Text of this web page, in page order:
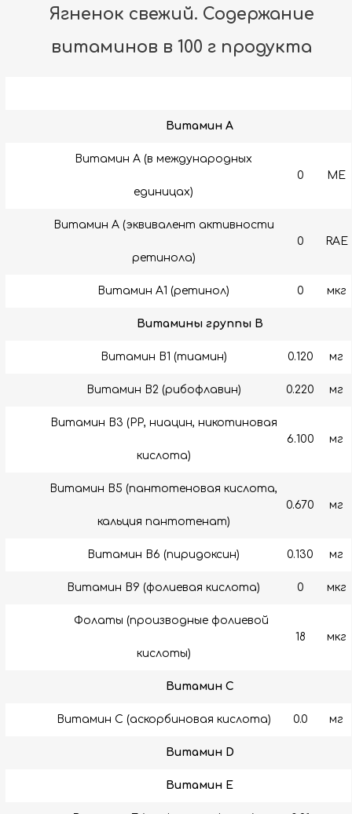
Ягненок свежий. Содержание
витаминов в 100 г продукта
Витамин A
Витамин А (в международных
единицах)
0 МЕ
Витамин А (эквивалент активности
ретинола)
0 RAE
Витамин A1 (ретинол) 0 мкг
Витамины группы B
Витамин B1 (тиамин) 0.120 мг
Витамин B2 (рибофлавин) 0.220 мг
Витамин B3 (РР, ниацин, никотиновая
кислота)
6.100 мг
Витамин B5 (пантотеновая кислота,
кальция пантотенат)
0.670 мг
Витамин B6 (пиридоксин) 0.130 мг
Витамин В9 (фолиевая кислота) 0 мкг
Фолаты (производные фолиевой
кислоты)
18 мкг
Витамин C
Витамин C (аскорбиновая кислота) 0.0 мг
Витамин D
Витамин E